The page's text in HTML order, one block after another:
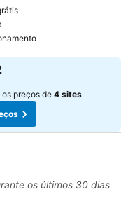
preços de4 sites
os últimos 30 dias